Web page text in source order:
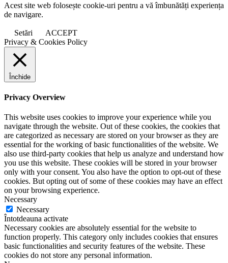
Acest site web folosește cookie-uri pentru a vă îmbunătăți experiența
de navigare.
Setări
ACCEPT
Privacy & Cookies Policy
Închide
Privacy Overview
This website uses cookies to improve your experience while you
navigate through the website. Out of these cookies, the cookies that
are categorized as necessary are stored on your browser as they are
essential for the working of basic functionalities of the website. We
also use third-party cookies that help us analyze and understand how
you use this website. These cookies will be stored in your browser
only with your consent. You also have the option to opt-out of these
cookies. But opting out of some of these cookies may have an effect
on your browsing experience.
Necessary
Necessary
Întotdeauna activate
Necessary cookies are absolutely essential for the website to
function properly. This category only includes cookies that ensures
basic functionalities and security features of the website. These
cookies do not store any personal information.